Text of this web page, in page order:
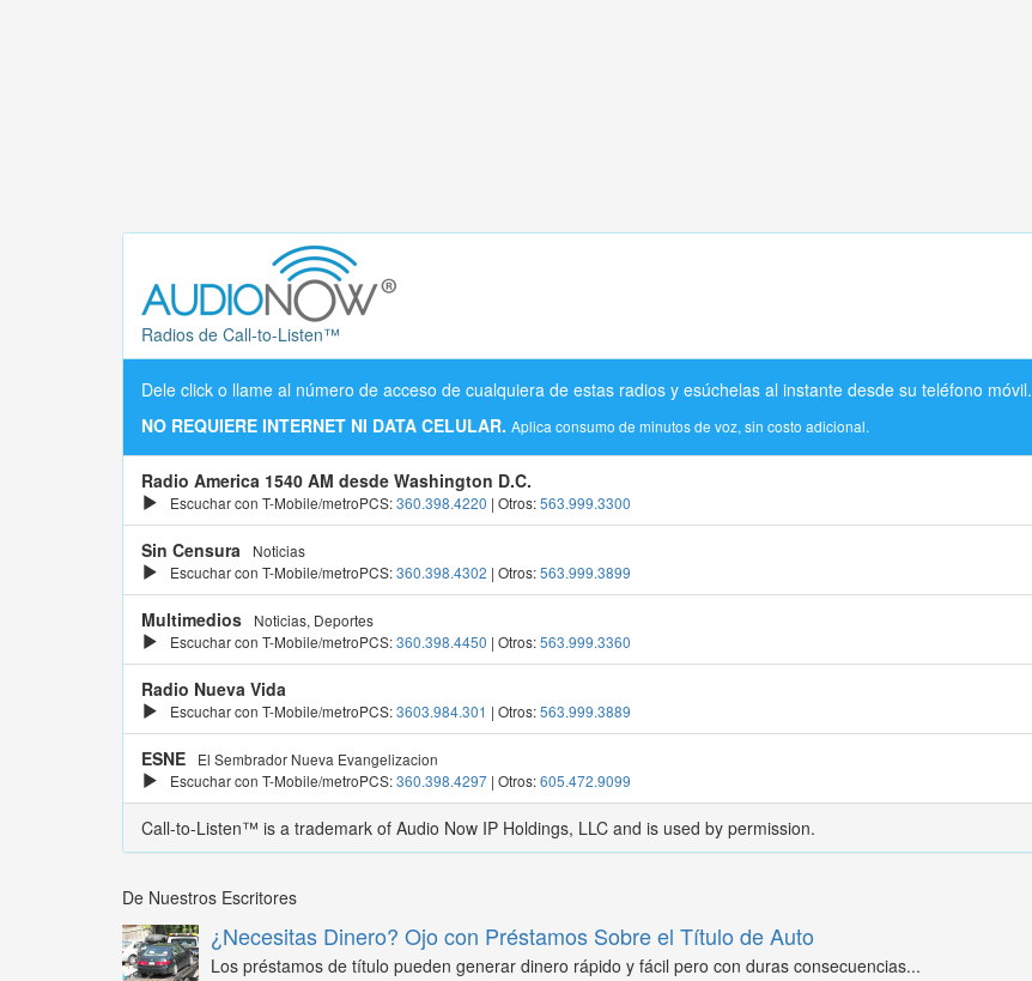
Radios de Call-to-Listen™
Dele click o llame al número de acceso de cualquiera de estas radios y esúchelas al instante desde su teléfono móvil.
NO REQUIERE INTERNET NI DATA CELULAR. Aplica consumo de minutos de voz, sin costo adicional.
Radio America 1540 AM desde Washington D.C.
Escuchar con T-Mobile/metroPCS:360.398.4220 | Otros:563.999.3300
Sin Censura
Noticias
Escuchar con T-Mobile/metroPCS:360.398.4302 | Otros:563.999.3899
Multimedios
Noticias, Deportes
Escuchar con T-Mobile/metroPCS:360.398.4450 | Otros:563.999.3360
Radio Nueva Vida
Escuchar con T-Mobile/metroPCS:3603.984.301 | Otros:563.999.3889
ESNE
El Sembrador Nueva Evangelizacion
Escuchar con T-Mobile/metroPCS:360.398.4297 | Otros:605.472.9099
Call-to-Listen™ is a trademark of Audio Now IP Holdings, LLC and is used by permission.
De Nuestros Escritores
¿Necesitas Dinero? Ojo con Préstamos Sobre el Título de Auto
Los préstamos de título pueden generar dinero rápido y fácil pero con duras consecuencias...